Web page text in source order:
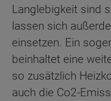
Langlebigkeit sind
lassen sich
einsetzen. Ein
beinhaltet eine
so zusätzlich
auch die Co2-